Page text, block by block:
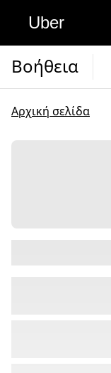
Uber
Βοήθεια
Αρχική σελίδα